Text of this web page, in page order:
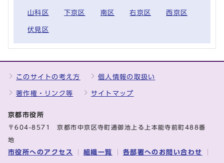
山科区 下京区 南区 右京区 西京区
伏見区
このサイトの考え方 個人情報の取扱い
著作権・リンク等 サイトマップ
京都市役所
〒604-8571 京都市中京区寺町通御池上る上本能寺前町488番
地
市役所へのアクセス 組織一覧 各部署へのお問い合わせ